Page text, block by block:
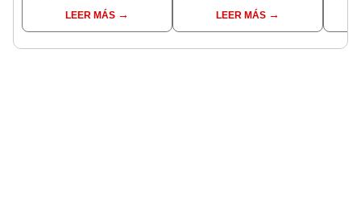
presidente de Argentina
LEER MÁS
se quejan por la lentitud
LEER MÁS